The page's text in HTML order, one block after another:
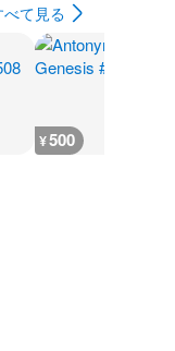
べて見る
¥500